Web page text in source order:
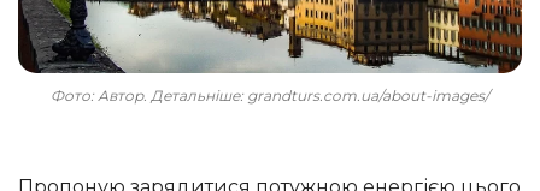
Фото: Автор. Детальніше: grandturs.com.ua/about-images/